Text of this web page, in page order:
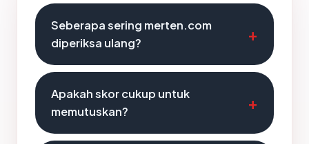
Seberapa sering merten.com
diperiksa ulang?
Apakah skor cukup untuk
memutuskan?